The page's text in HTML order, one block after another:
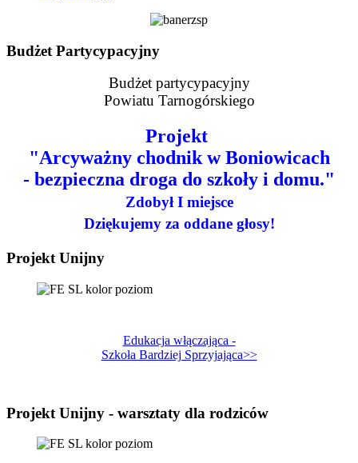
Budżet Partycypacyjny
Budżet partycypacyjny
Powiatu Tarnogórskiego
Projekt
"Arcyważny chodnik w Boniowicach
- bezpieczna droga do szkoły i domu."
Zdobył I miejsce
Dziękujemy za oddane głosy!
Projekt Unijny
Edukacja włączająca -
Szkoła Bardziej Sprzyjająca>>
Projekt Unijny - warsztaty dla rodziców